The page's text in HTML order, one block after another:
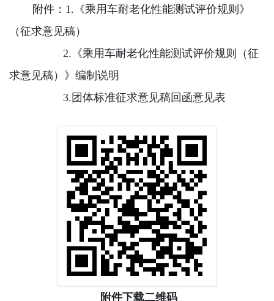
附件：1.《乘用车耐老化性能测试评价规则》
（征求意见稿）
2.《乘用车耐老化性能测试评价规则（征
求意见稿）》编制说明
3.团体标准征求意见稿回函意见表
附件下载二维码